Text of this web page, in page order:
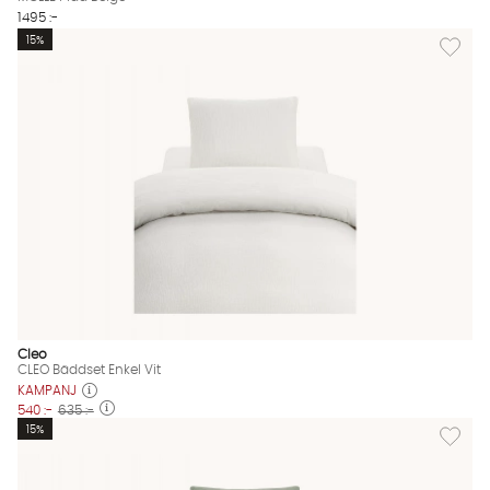
1495 :-
Lägg
15%
Cleo
CLEO Bäddset Enkel Vit
KAMPANJ
540 :- 635 :-
Lägg
15%